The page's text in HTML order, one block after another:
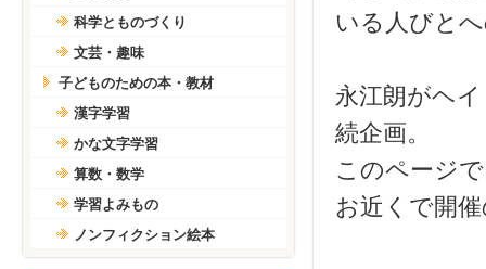
いる人びと
永江朗がヘ
続企画。
このページ
お近くで開
科学とものづくり
文芸・趣味
子どものための本・教材
漢字学習
かな文字学習
算数・数学
学習よみもの
ノンフィクション絵本